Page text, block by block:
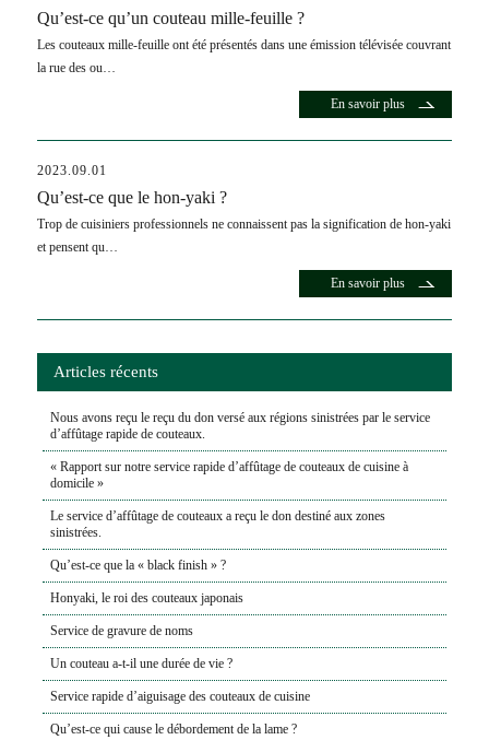
Qu’est-ce qu’un couteau mille-feuille ?
Les couteaux mille-feuille ont été présentés dans une émission télévisée couvrant
la rue des ou…
En savoir plus
2023.09.01
Qu’est-ce que le hon-yaki ?
Trop de cuisiniers professionnels ne connaissent pas la signification de hon-yaki
et pensent qu…
En savoir plus
Articles récents
Nous avons reçu le reçu du don versé aux régions sinistrées par le service
d’affûtage rapide de couteaux.
« Rapport sur notre service rapide d’affûtage de couteaux de cuisine à
domicile »
Le service d’affûtage de couteaux a reçu le don destiné aux zones
sinistrées.
Qu’est-ce que la « black finish » ?
Honyaki, le roi des couteaux japonais
Service de gravure de noms
Un couteau a-t-il une durée de vie ?
Service rapide d’aiguisage des couteaux de cuisine
Qu’est-ce qui cause le débordement de la lame ?